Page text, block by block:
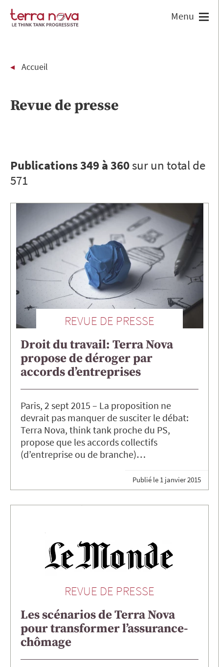
Accueil
Revue de presse
Publications 349 à 360sur un total de
571
REVUE DE PRESSE
Droit du travail: Terra Nova
propose de déroger par
accords d’entreprises
Paris, 2 sept 2015 – La proposition ne
devrait pas manquer de susciter le débat:
Terra Nova, think tank proche du PS,
propose que les accords collectifs
(d’entreprise ou de branche)…
Publié le 1 janvier 2015
REVUE DE PRESSE
Les scénarios de Terra Nova
pour transformer l’assurance-
chômage